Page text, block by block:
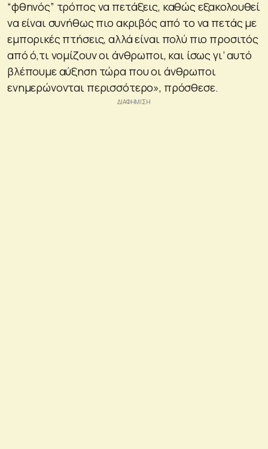
“φθηνός” τρόπος να πετάξεις, καθώς εξακολουθεί
να είναι συνήθως πιο ακριβός από το να πετάς με
εμπορικές πτήσεις, αλλά είναι πολύ πιο προσιτός
από ό,τι νομίζουν οι άνθρωποι, και ίσως γι’ αυτό
βλέπουμε αύξηση τώρα που οι άνθρωποι
ενημερώνονται περισσότερο», πρόσθεσε.